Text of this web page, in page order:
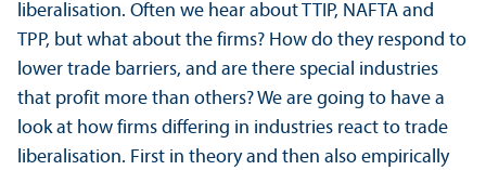
liberalisation. Often we hear about TTIP, NAFTA and
TPP, but what about the firms? How do they respond to
lower trade barriers, and are there special industries
that profit more than others? We are going to have a
look at how firms differing in industries react to trade
liberalisation. First in theory and then also empirically